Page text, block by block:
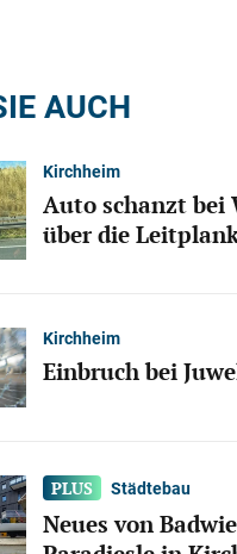
AUCH
Kirchheim
Auto schanzt bei
über die
Kirchheim
Einbruch bei
Städtebau
Neues von